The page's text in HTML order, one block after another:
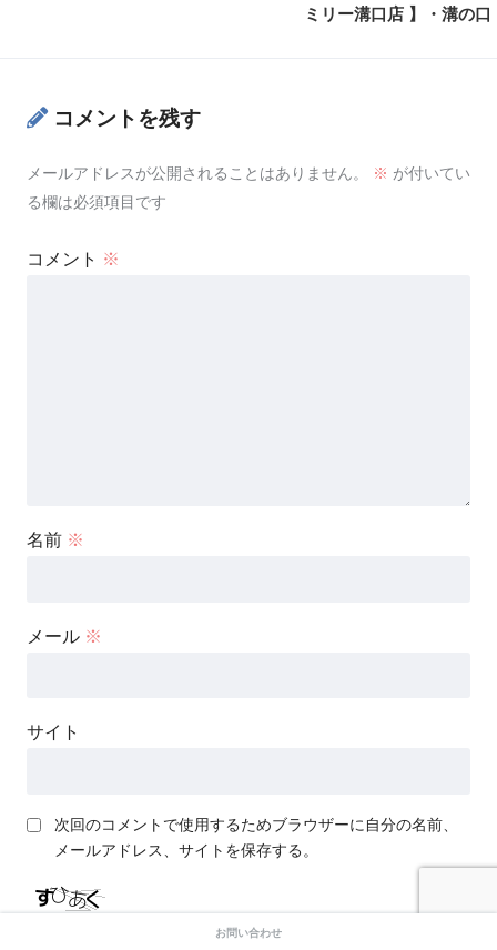
ミリー溝口店 】・溝の口
コメントを残す
メールアドレスが公開されることはありません。 ※ が付いてい
る欄は必須項目です
コメント ※
名前 ※
メール ※
サイト
次回のコメントで使用するためブラウザーに自分の名前、
メールアドレス、サイトを保存する。
お問い合わせ